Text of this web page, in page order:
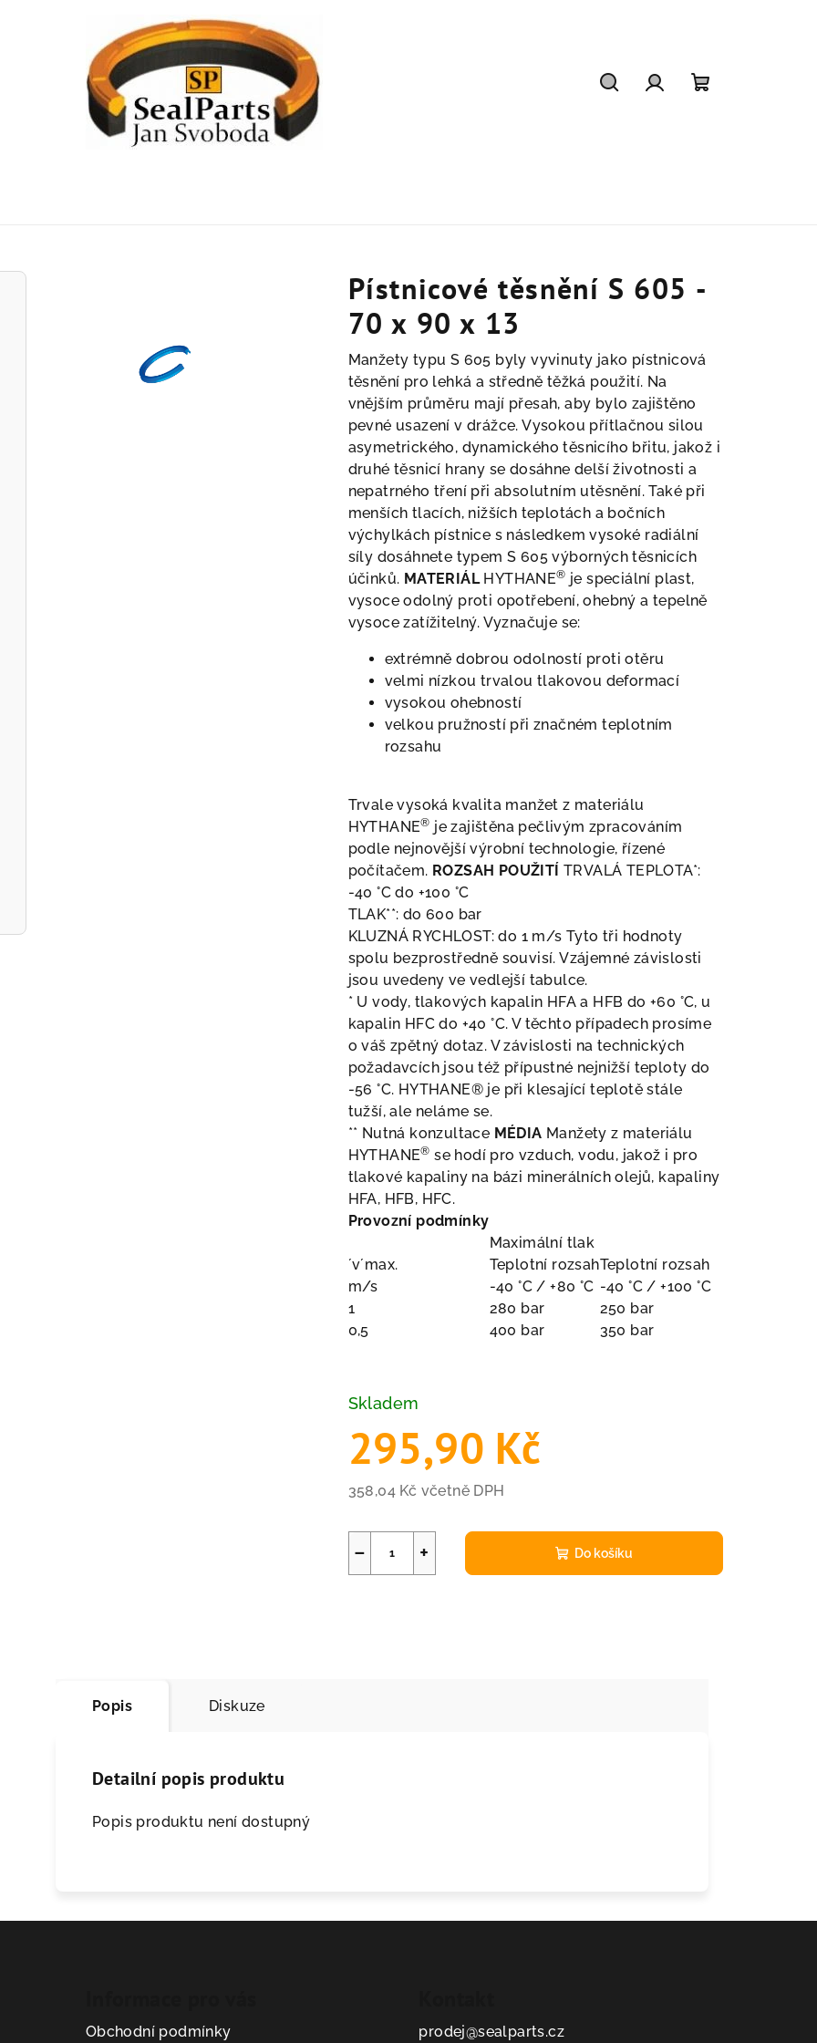
Pístnicové těsnění S 605 -
70 x 90 x 13
Manžety typu S 605 byly vyvinuty jako pístnicová
těsnění pro lehká a středně těžká použití. Na
vnějším průměru mají přesah, aby bylo zajištěno
pevné usazení v drážce. Vysokou přítlačnou silou
asymetrického, dynamického těsnicího břitu, jakož i
druhé těsnicí hrany se dosáhne delší životnosti a
nepatrného tření při absolutním utěsnění. Také při
menších tlacích, nižších teplotách a bočních
výchylkách pístnice s následkem vysoké radiální
síly dosáhnete typem S 605 výborných těsnicích
účinků. MATERIÁLHYTHANE® je speciální plast,
vysoce odolný proti opotřebení, ohebný a tepelně
vysoce zatížitelný. Vyznačuje se:
extrémně dobrou odolností proti otěru
velmi nízkou trvalou tlakovou deformací
vysokou ohebností
velkou pružností při značném teplotním
rozsahu
Trvale vysoká kvalita manžet z materiálu
HYTHANE® je zajištěna pečlivým zpracováním
podle nejnovější výrobní technologie, řízené
počítačem. ROZSAH POUŽITÍ TRVALÁ TEPLOTA*:
-40 °C do +100 °C
TLAK**: do 600 bar
KLUZNÁ RYCHLOST: do 1 m/s Tyto tři hodnoty
spolu bezprostředně souvisí. Vzájemné závislosti
jsou uvedeny ve vedlejší tabulce.
* U vody, tlakových kapalin HFA a HFB do +60 °C, u
kapalin HFC do +40 °C. V těchto případech prosíme
o váš zpětný dotaz. V závislosti na technických
požadavcích jsou též přípustné nejnižší teploty do
-56 °C. HYTHANE® je při klesající teplotě stále
tužší, ale neláme se.
** Nutná konzultace MÉDIA Manžety z materiálu
HYTHANE® se hodí pro vzduch, vodu, jakož i pro
tlakové kapaliny na bázi minerálních olejů, kapaliny
HFA, HFB, HFC.
Provozní podmínky
Maximální tlak
´v´max.
Teplotní rozsahTeplotní rozsah
m/s
-40 °C / +80 °C -40 °C / +100 °C
1
280 bar
250 bar
0,5
400 bar 350 bar
Skladem
295,90 Kč
358,04 Kč včetně DPH
cena:
+
− Do košíku
Popis Diskuze
Detailní popis produktu
Popis produktu není dostupný
Obchodní podmínky prodej@sealparts.cz